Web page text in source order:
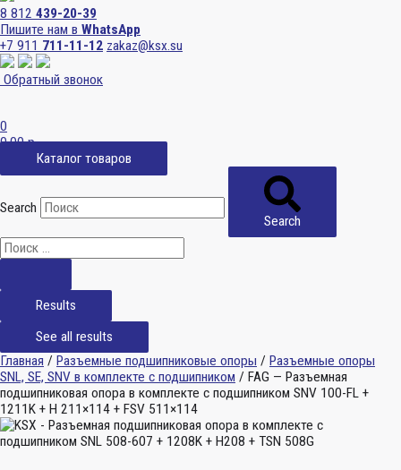
8 812 439-20-39
Пишите нам в WhatsApp
+7 911 711-11-12 zakaz@ksx.su
Обратный звонок
0
0,00р.
Каталог товаров
Search
Search
Results
See all results
Главная / Разъемные подшипниковые опоры / Разъемные опоры
SNL, SE, SNV в комплекте с подшипником / FAG — Разъемная
подшипниковая опора в комплекте с подшипником SNV 100-FL +
1211K + H 211×114 + FSV 511×114